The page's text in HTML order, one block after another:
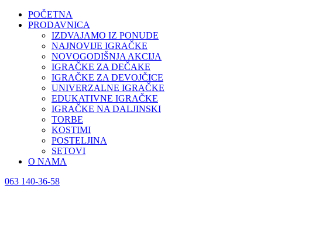
POČETNA
PRODAVNICA
IZDVAJAMO IZ PONUDE
NAJNOVIJE IGRAČKE
NOVOGODIŠNJA AKCIJA
IGRAČKE ZA DEČAKE
IGRAČKE ZA DEVOJČICE
UNIVERZALNE IGRAČKE
EDUKATIVNE IGRAČKE
IGRAČKE NA DALJINSKI
TORBE
KOSTIMI
POSTELJINA
SETOVI
O NAMA
063 140-36-58